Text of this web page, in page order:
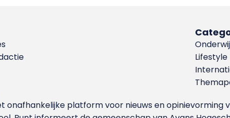
Lifestyle
onafhankelijke platform voor nieuws en